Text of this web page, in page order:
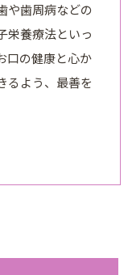
や歯周病などの
栄養療法といっ
口の健康と心か
るよう、最善を